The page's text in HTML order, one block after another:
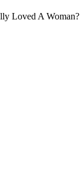
Loved A Woman?